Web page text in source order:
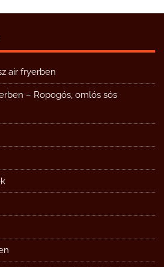
air fryerben
– Ropogós, omlós sós